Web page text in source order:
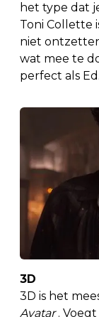
het type dat
Toni Collette
niet
wat mee te
perfect als Ed.
3D
3D is het
Avatar.